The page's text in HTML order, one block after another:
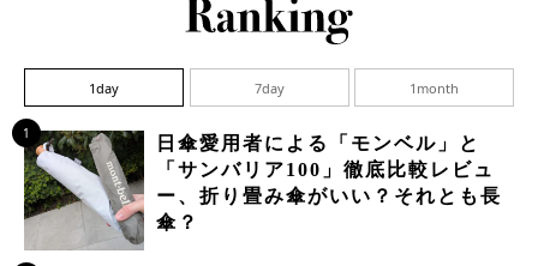
1day 7day 1month
1
日傘愛用者による「モンベル」と
「サンバリア100」徹底比較レビュ
ー、折り畳み傘がいい？それとも長
傘？